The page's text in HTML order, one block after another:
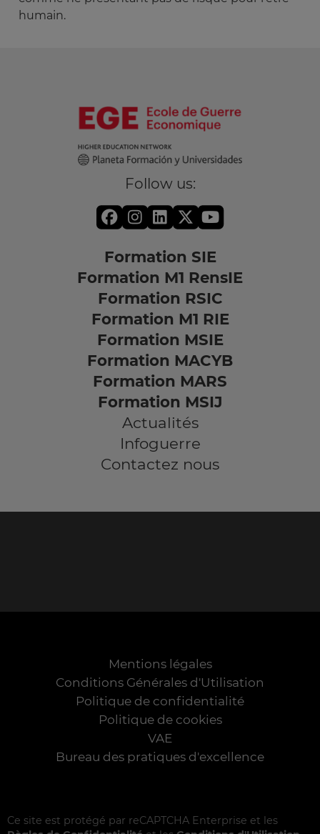
humain.
Follow us:
Formation SIE
Formation M1 RensIE
Formation RSIC
Formation M1 RIE
Formation MSIE
Formation MACYB
Formation MARS
Formation MSIJ
Actualités
Infoguerre
Contactez nous
Mentions légales
Conditions Générales d'Utilisation
Politique de confidentialité
Politique de cookies
VAE
Bureau des pratiques d'excellence
Ce site est protégé par reCAPTCHA Enterprise et les